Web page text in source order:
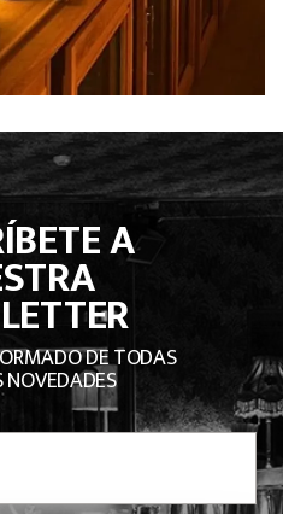
A
DE TODAS